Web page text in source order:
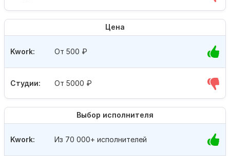
Цена
Студии: От 5000 ₽
Kwork: От 500 ₽
Выбор исполнителя
Kwork: Из 70 000+ исполнителей